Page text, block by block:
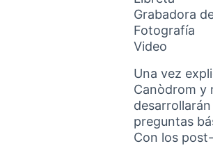
Grabadora
Fotografía
Video
Una vez
Canòdrom y
preguntas
Con los